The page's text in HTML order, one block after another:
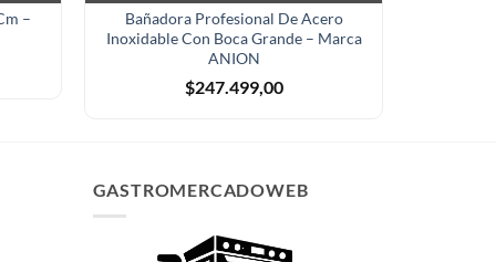
–
Bañadora Profesional De Acero
Inoxidable Con Boca Grande – Marca
ANION
$247.499,00
GASTROMERCADOWEB